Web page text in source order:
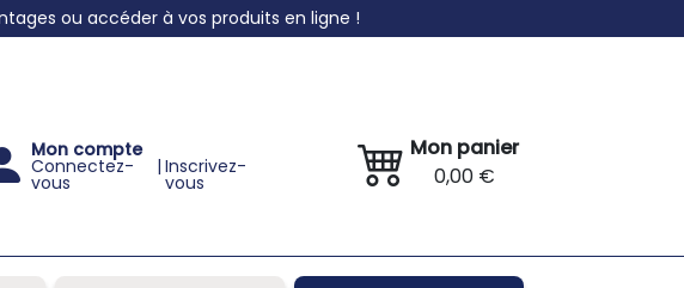
ou accéder à vos produits en ligne !
Mon compte
Connectez-
vous
| Inscrivez-
vous
Mon panier
0,00 €